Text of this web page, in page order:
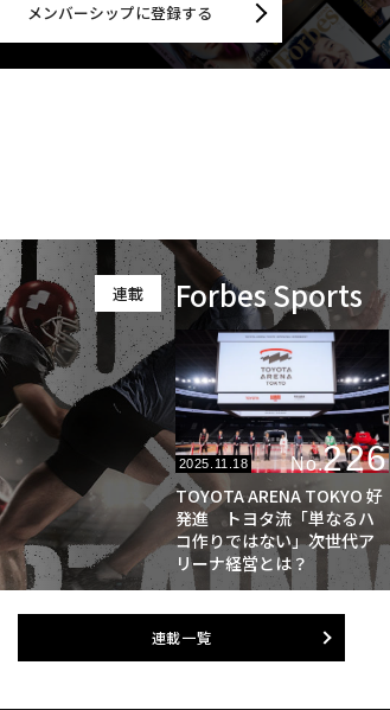
メンバーシップに登録する
連載 Forbes Sports
2025.11.18 No.226
TOYOTA ARENA TOKYO 好
発進 トヨタ流「単なるハ
コ作りではない」次世代ア
リーナ経営とは？
連載一覧